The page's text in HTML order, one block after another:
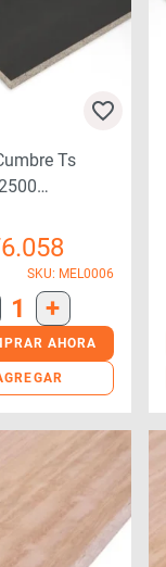
Ts
SKU: MEL0006
1 +
AHORA